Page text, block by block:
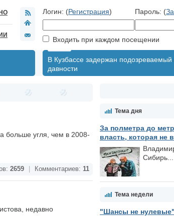
Логин: (Регистрация) Пароль: (
Входить при каждом посещении
В Кузбассе задержан подозреваемый
давности
Тема дня
За полметра до
власть, которая не
Сибирь...
Тема недели
"Шансы не нулевые"
больше угля, чем в 2008-
2659 Комментариев: 11
недавно